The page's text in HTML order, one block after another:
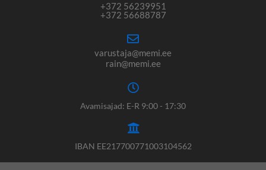
+372 56239951
+372 56688787
varustaja@memi.ee
rain@memi.ee
Avamisajad: E-R 9:00 - 17:30
IBAN EE217700771003104562